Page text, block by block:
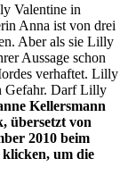
Valentine in
Anna ist von drei
Aber als sie Lilly
Aussage schon
verhaftet. Lilly
Gefahr. Darf Lilly
Kellersmann
übersetzt von
2010 beim
klicken, um die